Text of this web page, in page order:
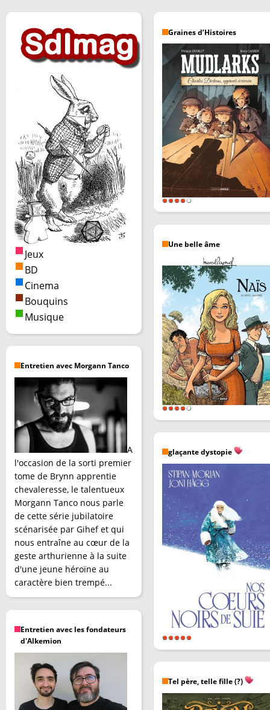
Jeux
BD
Cinema
Bouquins
Musique
Entretien avec Morgann Tanco
A
l'occasion de la sorti premier
tome de Brynn apprentie
chevaleresse, le talentueux
Morgann Tanco nous parle
de cette série jubilatoire
scénarisée par Gihef et qui
nous entraîne au cœur de la
geste arthurienne à la suite
d'une jeune héroïne au
caractère bien trempé...
Entretien avec les fondateurs
d'Alkemion
Graines d’Histoires
Une belle âme
glaçante dystopie
Tel père, telle fille (?)